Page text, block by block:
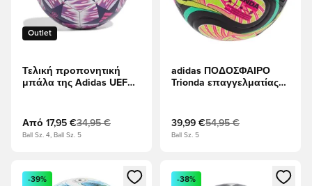
Outlet
Τελική προπονητική
μπάλα της Adidas UEFA
Από 17,95 €34,95 €
Ball Sz. 4, Ball Sz. 5
adidas ΠΟΔΟΣΦΑΙΡΟ
Trionda επαγγελματίας
Τυρκουάζ/Διαυγές Ροζ/
Διαυγές λεμόνι
39,99 €54,95 €
Ball Sz. 5
Ανοίγει ένα Modal για να συνδεθείτε ή να εγγραφείτε ως
-39%
Ανοίγει ένα Modal για να
-38%